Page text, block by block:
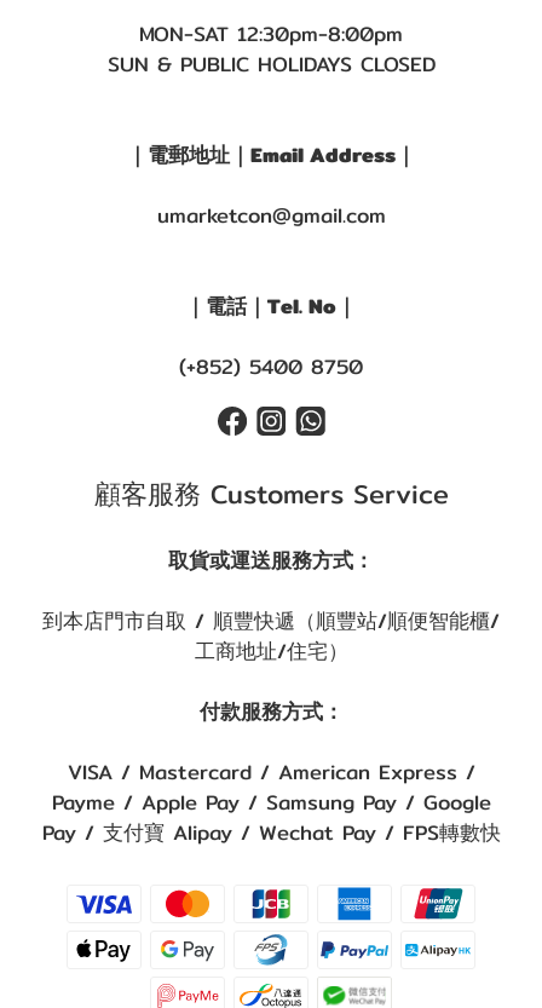
MON-SAT 12:30pm-8:00pm
SUN & PUBLIC HOLIDAYS CLOSED
｜電郵地址｜Email Address｜
umarketcon@gmail.com
｜電話｜Tel. No｜
(+852) 5400 8750
顧客服務 Customers Service
取貨或運送服務方式：
到本店門市自取 / 順豐快遞（順豐站/順便智能櫃/
工商地址/住宅）
付款服務方式：
VISA / Mastercard / American Express /
Payme / Apple Pay / Samsung Pay / Google
Pay / 支付寶 Alipay / Wechat Pay / FPS轉數快